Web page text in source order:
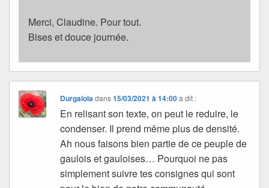
Merci, Claudine. Pour tout.
Bises et douce journée.
Durgalola dans15/03/2021 à 14:00 a dit :
En relisant son texte, on peut le reduire, le
condenser. Il prend même plus de densité.
Ah nous faisons bien partie de ce peuple de
gaulois et gauloises… Pourquoi ne pas
simplement suivre tes consignes qui sont